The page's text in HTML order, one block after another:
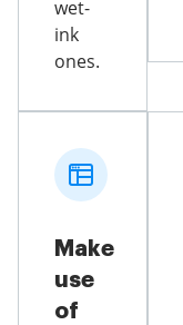
wet-
ink
ones.
Make
use
of